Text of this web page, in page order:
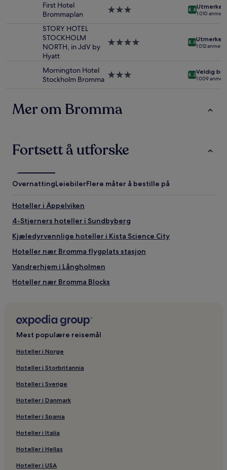
stjerner
First Hotel
Brommaplan
Overnattingssted
stjerner
8.8Utmerket
1 010
STORY HOTEL
STOCKHOLM
NORTH, in JdV by
Hyatt
Overnattingssted
stjerner
8.6Utmerket
1 012
Mornington Hotel
Stockholm Bromma Overnattingssted
8.2Veldig bra
1 009
Mer om Bromma
Fortsett å utforske
OvernattingLeiebilerFlere måter å bestille på
Hoteller i Äppelviken
4-Stjerners hoteller i Sundbyberg
Kjæledyrvennlige hoteller i Kista Science City
Hoteller nær Bromma flygplats stasjon
Vandrerhjem i Långholmen
Hoteller nær Bromma Blocks
Hoteller i Bromma
Resorter og hoteller med spa i Stockholm
Forretningshoteller i Bromma
Hoteller nær Bromma Blocks T-banestasjon
3-Stjerners hoteller i Kista
Hoteller nær Marabouparken
Hoteller nær Duvbo T-banestasjon
Hoteller nær Pampas marina
Mest populære reisemål
Hoteller i Norge
Hoteller i Storbritannia
Hoteller i Sverige
Hoteller i Danmark
Hoteller i Spania
Hoteller i Italia
Hoteller i Hellas
Hoteller i USA